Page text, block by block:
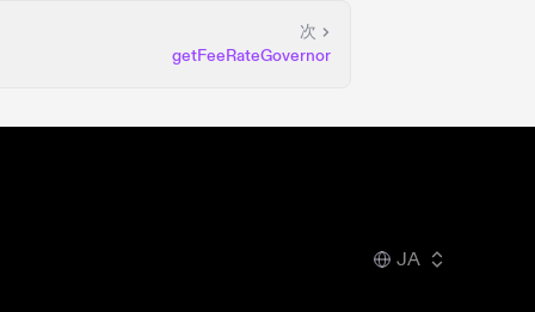
次
getFeeRateGovernor
JA